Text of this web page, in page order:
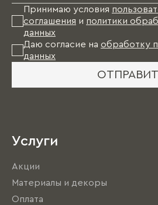
Принимаю условия
соглашения и политики
данных
Даю согласие на обработку
данных
Услуги
Акции
Материалы и декоры
Оплата